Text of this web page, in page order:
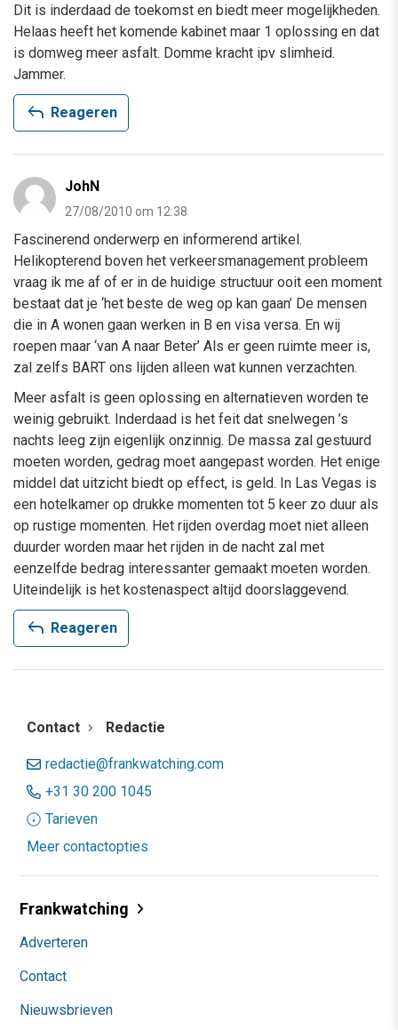
Dit is inderdaad de toekomst en biedt meer mogelijkheden.
Helaas heeft het komende kabinet maar 1 oplossing en dat
is domweg meer asfalt. Domme kracht ipv slimheid.
Jammer.
reply Reageren
JohN
27/08/2010 om 12:38
Fascinerend onderwerp en informerend artikel.
Helikopterend boven het verkeersmanagement probleem
vraag ik me af of er in de huidige structuur ooit een moment
bestaat dat je ‘het beste de weg op kan gaan’ De mensen
die in A wonen gaan werken in B en visa versa. En wij
roepen maar ‘van A naar Beter’ Als er geen ruimte meer is,
zal zelfs BART ons lijden alleen wat kunnen verzachten.
Meer asfalt is geen oplossing en alternatieven worden te
weinig gebruikt. Inderdaad is het feit dat snelwegen ’s
nachts leeg zijn eigenlijk onzinnig. De massa zal gestuurd
moeten worden, gedrag moet aangepast worden. Het enige
middel dat uitzicht biedt op effect, is geld. In Las Vegas is
een hotelkamer op drukke momenten tot 5 keer zo duur als
op rustige momenten. Het rijden overdag moet niet alleen
duurder worden maar het rijden in de nacht zal met
eenzelfde bedrag interessanter gemaakt moeten worden.
Uiteindelijk is het kostenaspect altijd doorslaggevend.
reply Reageren
Contact Redactie
redactie@frankwatching.com
+31 30 200 1045
Tarieven
Meer contactopties
Frankwatching
Adverteren
Contact
Nieuwsbrieven